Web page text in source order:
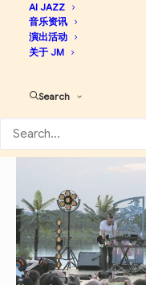
AI JAZZ
音乐资讯
演出活动
关于 JM
Search
2026